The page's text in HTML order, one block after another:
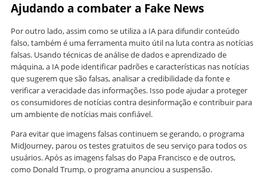
Ajudando a combater a Fake News
Por outro lado, assim como se utiliza a IA para difundir conteúdo
falso, também é uma ferramenta muito útil na luta contra as notícias
falsas. Usando técnicas de análise de dados e aprendizado de
máquina, a IA pode identificar padrões e características nas notícias
que sugerem que são falsas, analisar a credibilidade da fonte e
verificar a veracidade das informações. Isso pode ajudar a proteger
os consumidores de notícias contra desinformação e contribuir para
um ambiente de notícias mais confiável.
Para evitar que imagens falsas continuem se gerando, o programa
MidJourney, parou os testes gratuitos de seu serviço para todos os
usuários. Após as imagens falsas do Papa Francisco e de outros,
como Donald Trump, o programa anunciou a suspensão.